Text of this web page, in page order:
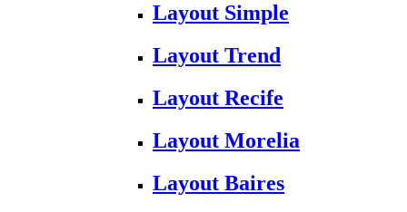
Layout Simple
Layout Trend
Layout Recife
Layout Morelia
Layout Baires